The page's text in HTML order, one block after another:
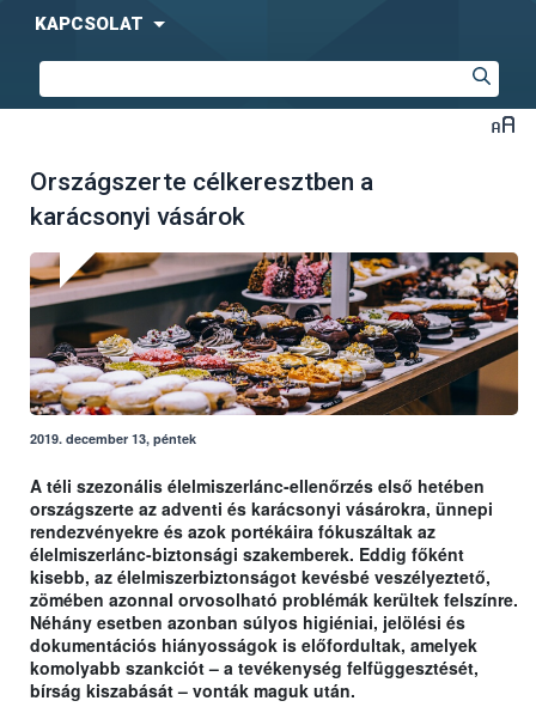
KAPCSOLAT
Országszerte célkeresztben a
karácsonyi vásárok
2019. december 13, péntek
A téli szezonális élelmiszerlánc-ellenőrzés első hetében
országszerte az adventi és karácsonyi vásárokra, ünnepi
rendezvényekre és azok portékáira fókuszáltak az
élelmiszerlánc-biztonsági szakemberek. Eddig főként
kisebb, az élelmiszerbiztonságot kevésbé veszélyeztető,
zömében azonnal orvosolható problémák kerültek felszínre.
Néhány esetben azonban súlyos higiéniai, jelölési és
dokumentációs hiányosságok is előfordultak, amelyek
komolyabb szankciót – a tevékenység felfüggesztését,
bírság kiszabását – vonták maguk után.